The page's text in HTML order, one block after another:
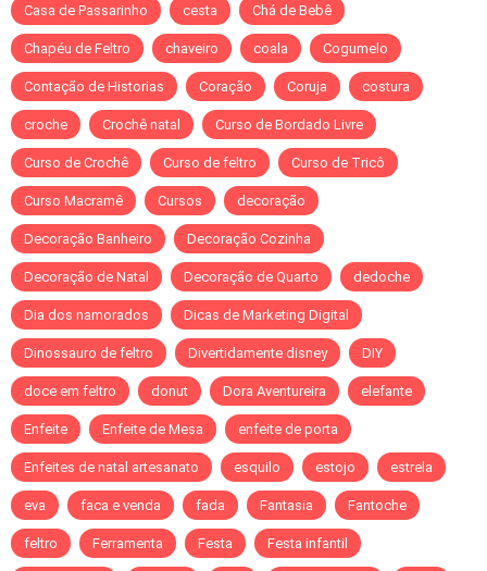
Casa de Passarinho cesta Chá de Bebê
Chapéu de Feltro chaveiro coala Cogumelo
Contação de Historias Coração Coruja costura
croche Crochê natal Curso de Bordado Livre
Curso de Crochê Curso de feltro Curso de Tricô
Curso Macramê Cursos decoração
Decoração Banheiro Decoração Cozinha
Decoração de Natal Decoração de Quarto dedoche
Dia dos namorados Dicas de Marketing Digital
Dinossauro de feltro Divertidamente disney DIY
doce em feltro donut Dora Aventureira elefante
Enfeite Enfeite de Mesa enfeite de porta
Enfeites de natal artesanato esquilo estojo estrela
eva faca e venda fada Fantasia Fantoche
feltro Ferramenta Festa Festa infantil